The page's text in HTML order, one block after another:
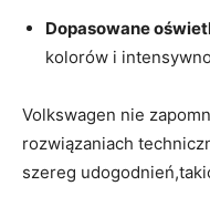
Dopasowane
kolorów i
Volkswagen nie
rozwiązaniach
szereg